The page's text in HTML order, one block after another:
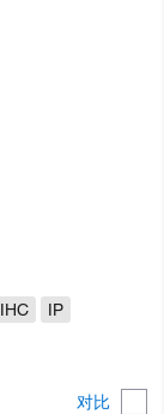
对比
IHC IP